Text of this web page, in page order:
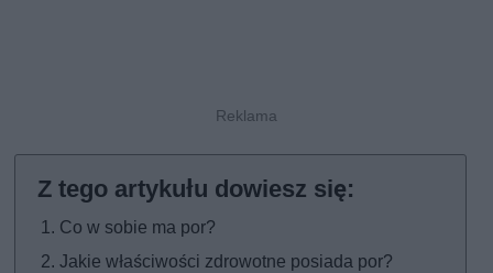
Co w sobie ma por?
Jakie właściwości zdrowotne posiada por?